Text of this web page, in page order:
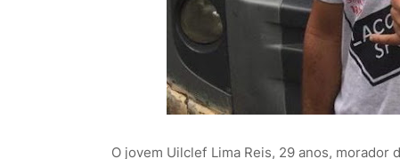
O jovem Uilclef Lima Reis, 29 anos, morador